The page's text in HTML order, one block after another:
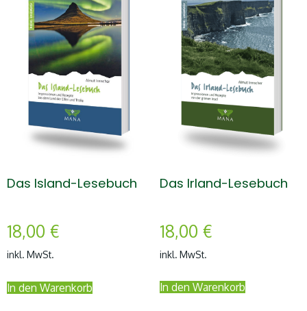
Das Island-Lesebuch
18,00 €
inkl. MwSt.
In den Warenkorb
Das Irland-Lesebuch
18,00 €
inkl. MwSt.
In den Warenkorb